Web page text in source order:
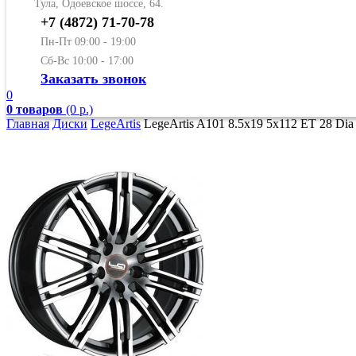
Тула, Одоевское шоссе, 64.
+7 (4872) 71-70-78
Пн-Пт 09:00 - 19:00
Сб-Вс 10:00 - 17:00
Заказать звонок
0
0 товаров (0 р.)
Главная Диски LegeArtisLegeArtis A101 8.5x19 5x112 ET 28 Dia